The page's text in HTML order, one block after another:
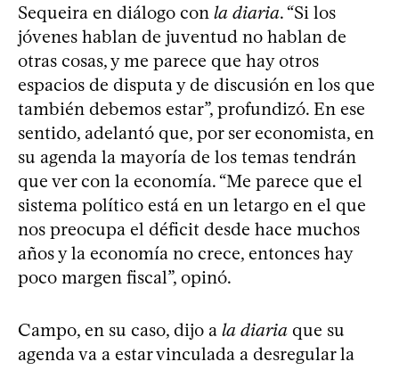
Sequeira en diálogo con la diaria. “Si los
jóvenes hablan de juventud no hablan de
otras cosas, y me parece que hay otros
espacios de disputa y de discusión en los que
también debemos estar”, profundizó. En ese
sentido, adelantó que, por ser economista, en
su agenda la mayoría de los temas tendrán
que ver con la economía. “Me parece que el
sistema político está en un letargo en el que
nos preocupa el déficit desde hace muchos
años y la economía no crece, entonces hay
poco margen fiscal”, opinó.
Campo, en su caso, dijo a la diaria que su
agenda va a estar vinculada a desregular la